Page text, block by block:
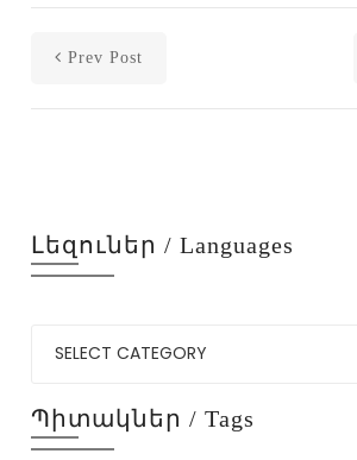
Prev Post
Լեզուներ / Languages
Պիտակներ / Tags